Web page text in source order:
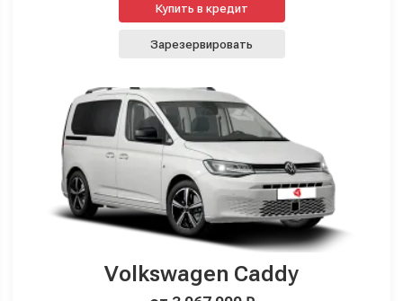
Купить в кредит
Зарезервировать
Volkswagen Caddy